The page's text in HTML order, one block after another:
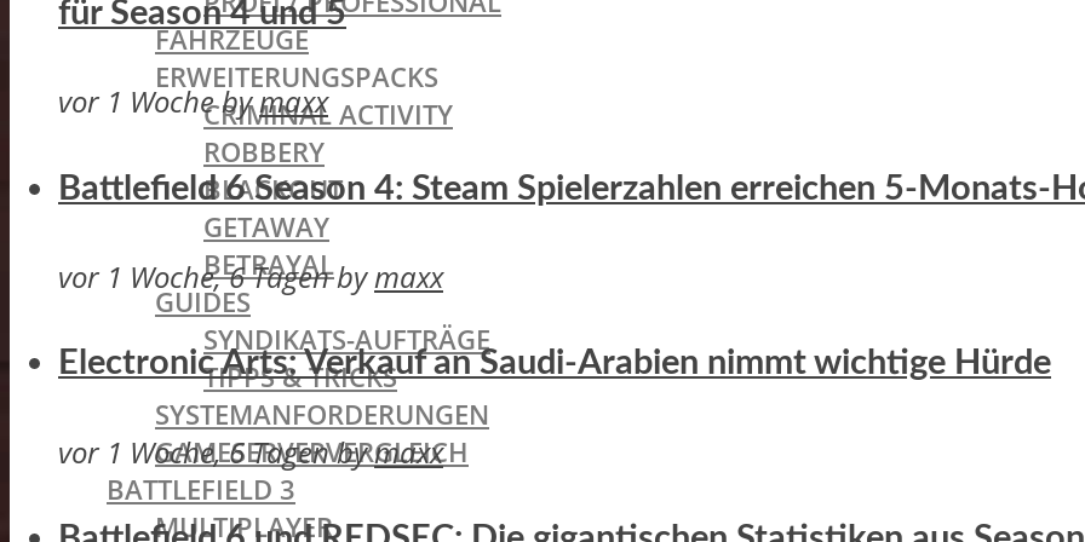
FAHRZEUGE
ERWEITERUNGSPACKS
CRIMINAL ACTIVITY
ROBBERY
BLACKOUT
GETAWAY
BETRAYAL
GUIDES
SYNDIKATS-AUFTRÄGE
TIPPS & TRICKS
SYSTEMANFORDERUNGEN
GAMESERVERVERGLEICH
BATTLEFIELD 3
MULTIPLAYER
für Season 4 und 5
vor 1 Wochebymaxx
Battlefield 6 Season 4: Steam Spielerzahlen erreichen 5-Monats-
vor 1 Woche, 6 Tagenbymaxx
Electronic Arts: Verkauf an Saudi-Arabien nimmt wichtige Hürde
vor 1 Woche, 6 Tagenbymaxx